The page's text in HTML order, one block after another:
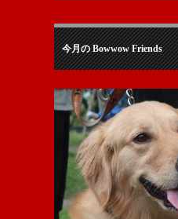
今月の Bowwow Friends